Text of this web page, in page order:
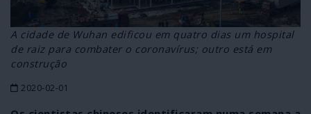
A cidade de Wuhan edificou em quatro dias um hospital
de raiz para combater o coronavírus; outro está em
construção
2020-02-01